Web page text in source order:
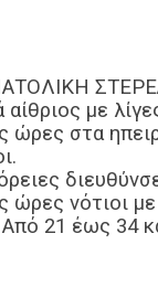
αίθριος με
ώρες στα
ώρες νότιοι
21 έως 34